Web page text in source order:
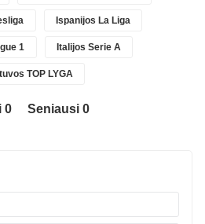
Ispanijos La Liga
1 Italijos Serie A
TOP LYGA
0
Seniausi 0